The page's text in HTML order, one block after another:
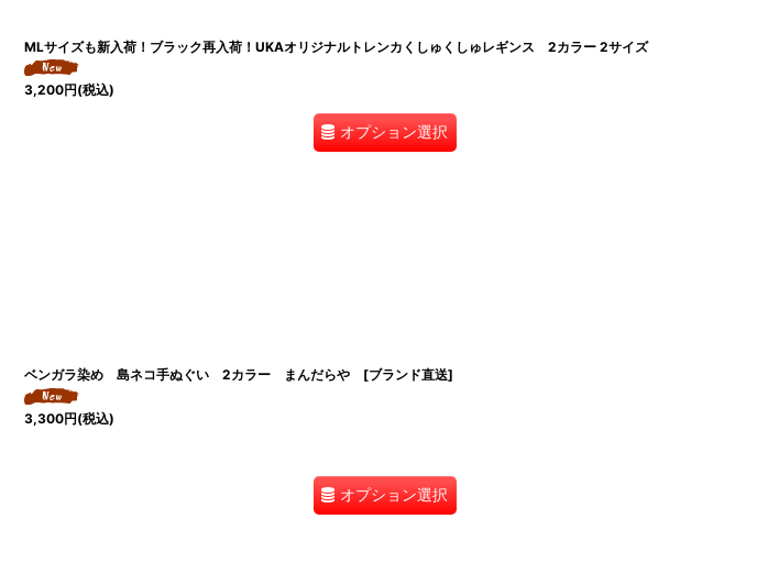
MLサイズも新入荷！ブラック再入荷！UKAオリジナルトレンカくしゅくしゅレギンス 2カラー 2サイズ
3,200円(税込)
オプション選択
ベンガラ染め 島ネコ手ぬぐい 2カラー まんだらや [ブランド直送]
3,300円(税込)
オプション選択